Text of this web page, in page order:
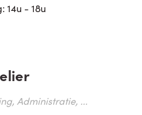
14u - 18u
Administratie, ...